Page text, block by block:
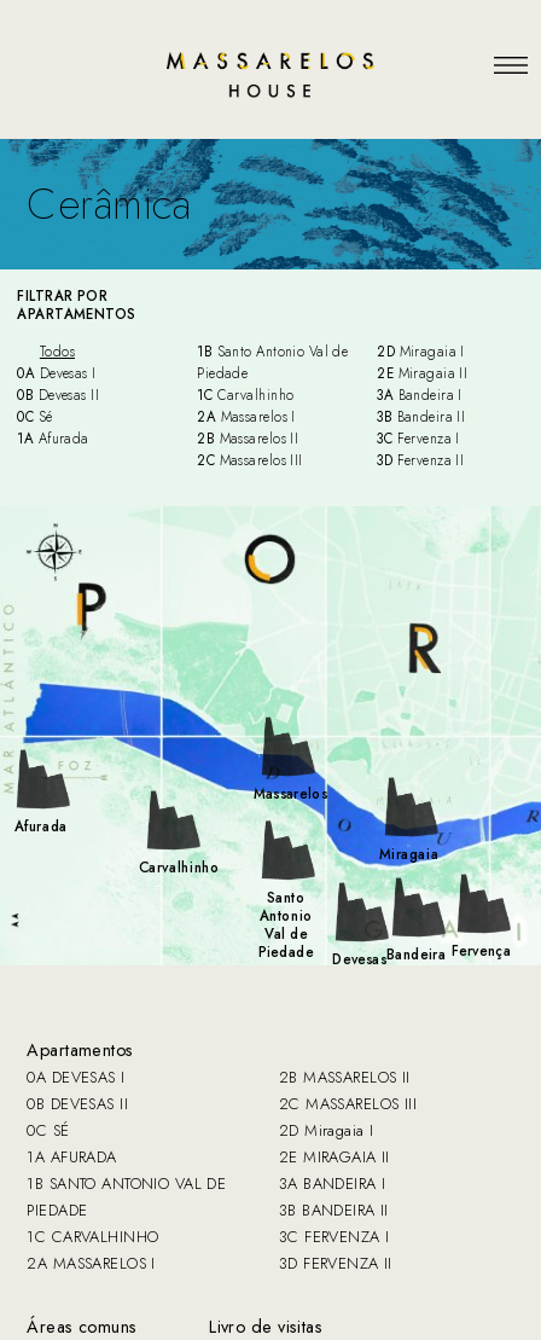
Cerâmica
FILTRAR POR
APARTAMENTOS
Todos
0A Devesas I
0B Devesas II
0C Sé
1A Afurada
1B Santo Antonio Val de
Piedade
1C Carvalhinho
2A Massarelos I
2B Massarelos II
2C Massarelos III
2D Miragaia I
2E Miragaia II
3A Bandeira I
3B Bandeira II
3C Fervenza I
3D Fervenza II
Santo
Antonio
Val de
Piedade
Miragaia
Massarelos
Fervença
Carvalhinho
Bandeira
Afurada
Devesas
Apartamentos
0A DEVESAS I
0B DEVESAS II
0C SÉ
1A AFURADA
1B SANTO ANTONIO VAL DE
PIEDADE
1C CARVALHINHO
2A MASSARELOS I
2B MASSARELOS II
2C MASSARELOS III
2D Miragaia I
2E MIRAGAIA II
3A BANDEIRA I
3B BANDEIRA II
3C FERVENZA I
3D FERVENZA II
Áreas comuns
Livro de visitas